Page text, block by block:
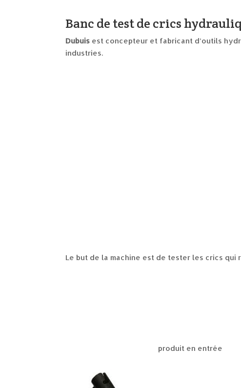
Banc de test de crics
Dubuis est concepteur et fabricant d’outils
industries.
Le but de la machine est de tester les crics qui
produit en entrée